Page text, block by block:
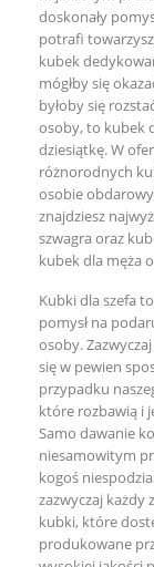
doskonały
potrafi
kubek
mógłby się
byłoby się
osoby, to kubek
dziesiątkę. W
różnorodnych
osobie
znajdziesz
szwagra oraz
kubek dla męża
Kubki dla szefa
pomysł na
osoby.
się w pewien
przypadku
które rozbawią i
Samo dawanie
niesamowitym
kogoś
zazwyczaj każdy
kubki, które
produkowane